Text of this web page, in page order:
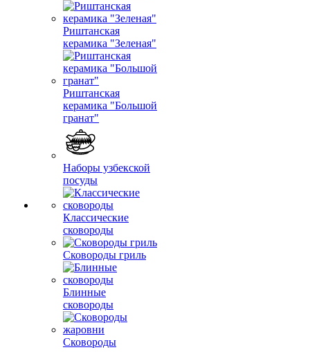
Риштанская
керамика "Зеленая"
Риштанская
керамика "Большой
гранат"
Наборы узбекской
посуды
Классические
сковороды
Сковороды гриль
Блинные
сковороды
Сковороды